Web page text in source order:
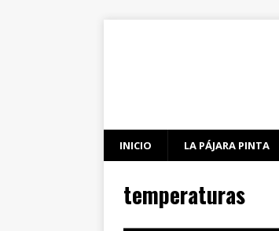
INICIO LA PÁJARA PINTA
temperaturas